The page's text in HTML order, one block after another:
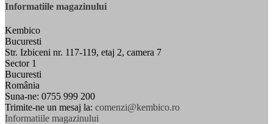
Informatiile magazinului
Kembico
Bucuresti
Str. Izbiceni nr. 117-119, etaj 2, camera 7
Sector 1
Bucuresti
România
Suna-ne: 0755 999 200
Trimite-ne un mesaj la: comenzi@kembico.ro
Informatiile magazinului